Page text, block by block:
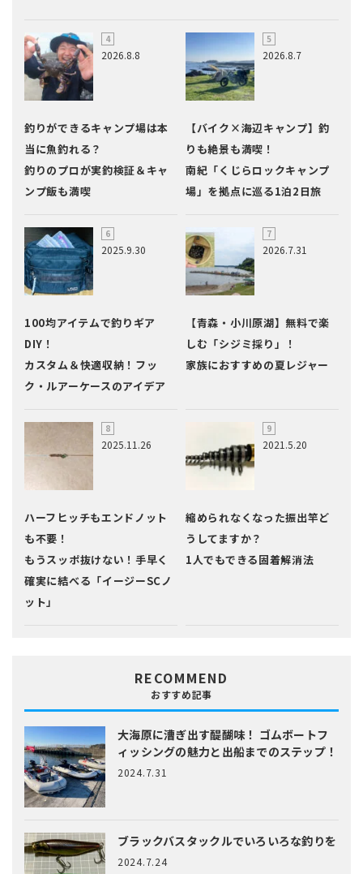
2026.8.8
釣りができるキャンプ場は本
当に魚釣れる？
釣りのプロが実釣検証＆キャ
ンプ飯も満喫
2026.8.7
【バイク×海辺キャンプ】釣
りも絶景も満喫！
南紀「くじらロックキャンプ
場」を拠点に巡る1泊2日旅
2025.9.30
100均アイテムで釣りギア
DIY！
カスタム＆快適収納！フッ
ク・ルアーケースのアイデア
2026.7.31
【青森・小川原湖】無料で楽
しむ「シジミ採り」！
家族におすすめの夏レジャー
2025.11.26
ハーフヒッチもエンドノット
も不要！
もうスッポ抜けない！手早く
確実に結べる「イージーSCノ
ット」
2021.5.20
縮められなくなった振出竿ど
うしてますか？
1人でもできる固着解消法
RECOMMEND
おすすめ記事
大海原に漕ぎ出す醍醐味！ ゴムボートフ
ィッシングの魅力と出船までのステップ！
2024.7.31
ブラックバスタックルでいろいろな釣りを
2024.7.24